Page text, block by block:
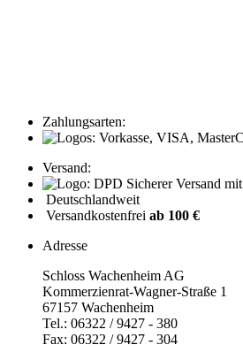
Zahlungsarten:
Versand:
Sicherer Versand mit
Deutschlandweit
Versandkostenfrei ab 100 €
Adresse
Schloss Wachenheim AG
Kommerzienrat-Wagner-Straße 1
67157 Wachenheim
Tel.: 06322 / 9427 - 380
Fax: 06322 / 9427 - 304